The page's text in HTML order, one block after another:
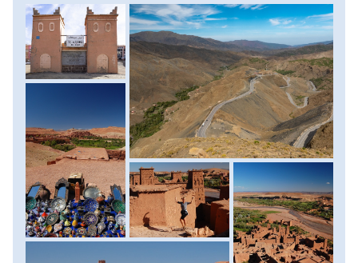
órákban érkezünk Marokkó egyik legszebb, de
mindenképpen leghíresebb erődjéhez, a remekbeszabott
Ait Benhaddou kasbához. A többször is felújított erődváros
olyan híres filmek színhelyéül szolgált, mint az Arábiai
Lawrence, a Názáreti Jézus, vagy a Gladiátor, s mára az
Unesco Világörökség részévé nyilvánították. A nyaranta
kiszáradt Ounila folyó medrén átkelve jutunk be a városka
néhol már omladozó vályogházai közé. A legszebb
panorámát a szomszédos emelkedő tetejére érve
élvezhetjük, ahonnan nem csak a város épületeit, de a
folyómenti pálmaligeteket és a Hammada, a kősivatag
zord, kietlen pusztaságát is remekül beláthatjuk. Szállás:
szálloda, ellátás: reggeli.